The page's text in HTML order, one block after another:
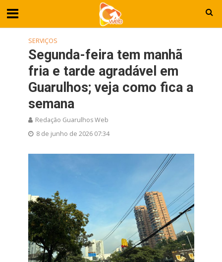
SERVIÇOS
Segunda-feira tem manhã
fria e tarde agradável em
Guarulhos; veja como fica a
semana
Redação Guarulhos Web
8 de junho de 2026 07:34